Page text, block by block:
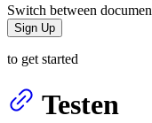
Switch between
Sign Up
to get started
Testen